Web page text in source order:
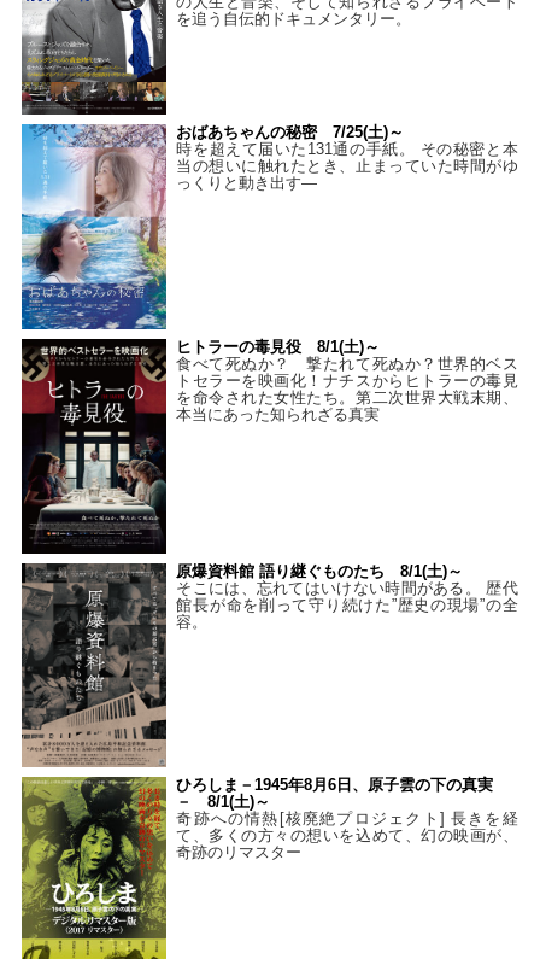
を追う自伝的ドキュメンタリー。
おばあちゃんの秘密 7/25(土)～
時を超えて届いた131通の手紙。 その秘密と本
当の想いに触れたとき、止まっていた時間がゆ
っくりと動き出す―
ヒトラーの毒見役 8/1(土)～
食べて死ぬか？ 撃たれて死ぬか？世界的ベス
トセラーを映画化！ナチスからヒトラーの毒見
を命令された女性たち。第二次世界大戦末期、
本当にあった知られざる真実
原爆資料館 語り継ぐものたち 8/1(土)～
そこには、忘れてはいけない時間がある。 歴代
館長が命を削って守り続けた”歴史の現場”の全
容。
ひろしま－1945年8月6日、原子雲の下の真実
－ 8/1(土)～
奇跡への情熱[核廃絶プロジェクト] 長きを経
て、多くの方々の想いを込めて、幻の映画が、
奇跡のリマスター